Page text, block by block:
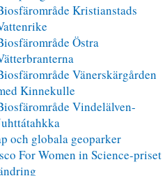
Kristianstads
Östra
Vänerskärgården
Kinnekulle
Vindelälven-
och globala geoparker
For Women in Science-priset